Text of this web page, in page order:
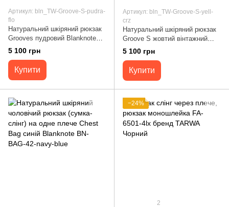
Артикул: bln_TW-Groove-S-pudra-
flo
Натуральний шкіряний рюкзак
Grooves пудровий Blanknote
TW-Grooves-pudra-flo
5 100 грн
Купити
Артикул: bln_TW-Groove-S-yell-
crz
Натуральний шкіряний рюкзак
Groove S жовтий вінтажний
Blanknote TW-Groove-S-yell-crz
5 100 грн
Купити
−24%
2